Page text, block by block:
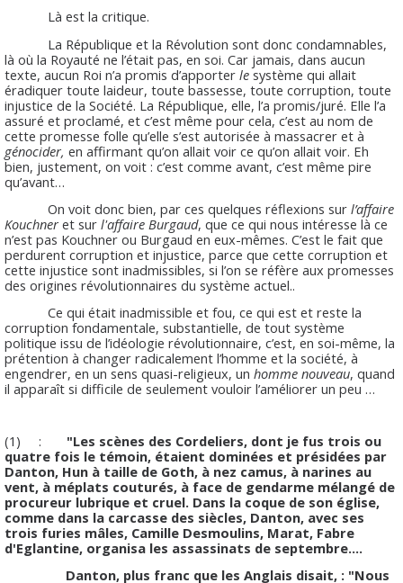
Là est la critique.
La République et la Révolution sont donc condamnables,
là où la Royauté ne l’était pas, en soi. Car jamais, dans aucun
texte, aucun Roi n’a promis d’apporter lesystème qui allait
éradiquer toute laideur, toute bassesse, toute corruption, toute
injustice de la Société. La République, elle, l’a promis/juré. Elle l’a
assuré et proclamé, et c’est même pour cela, c’est au nom de
cette promesse folle qu’elle s’est autorisée à massacrer et à
génocider, en affirmant qu’on allait voir ce qu’on allait voir. Eh
bien, justement, on voit : c’est comme avant, c’est même pire
qu’avant…
On voit donc bien, par ces quelques réflexions sur l’affaire
Kouchner et sur l'affaire Burgaud, que ce qui nous intéresse là ce
n’est pas Kouchner ou Burgaud en eux-mêmes. C’est le fait que
perdurent corruption et injustice, parce que cette corruption et
cette injustice sont inadmissibles, si l’on se réfère aux promesses
des origines révolutionnaires du système actuel..
Ce qui était inadmissible et fou, ce qui est et reste la
corruption fondamentale, substantielle, de tout système
politique issu de l’idéologie révolutionnaire, c’est, en soi-même, la
prétention à changer radicalement l’homme et la société, à
engendrer, en un sens quasi-religieux, un homme nouveau, quand
il apparaît si difficile de seulement vouloir l’améliorer un peu …
(1) :
"Les scènes des Cordeliers, dont je fus trois ou
quatre fois le témoin, étaient dominées et présidées par
Danton, Hun à taille de Goth, à nez camus, à narines au
vent, à méplats couturés, à face de gendarme mélangé de
procureur lubrique et cruel. Dans la coque de son église,
comme dans la carcasse des siècles, Danton, avec ses
trois furies mâles, Camille Desmoulins, Marat, Fabre
d'Eglantine, organisa les assassinats de septembre.…
Danton, plus franc que les Anglais disait, : "Nous